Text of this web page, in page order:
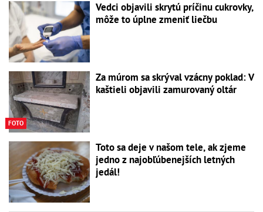
Vedci objavili skrytú príčinu cukrovky,
môže to úplne zmeniť liečbu
FOTO
Za múrom sa skrýval vzácny poklad: V
kaštieli objavili zamurovaný oltár
Toto sa deje v našom tele, ak zjeme
jedno z najobľúbenejších letných
jedál!